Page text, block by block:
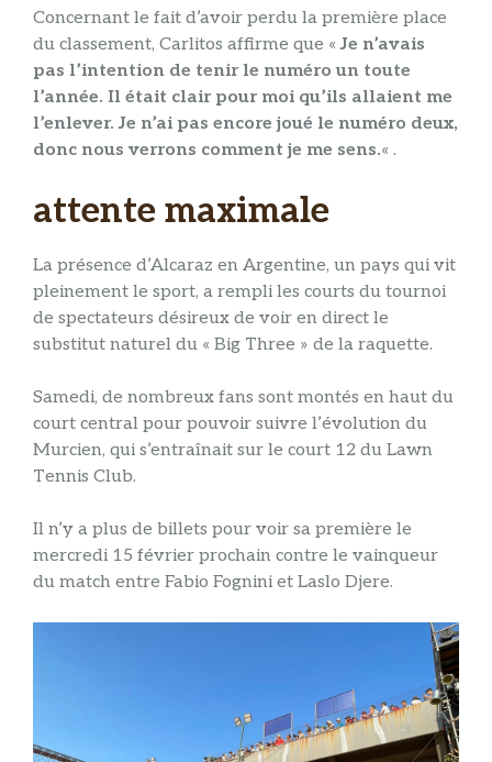
Concernant le fait d’avoir perdu la première place
du classement, Carlitos affirme que «Je n’avais
pas l’intention de tenir le numéro un toute
l’année. Il était clair pour moi qu’ils allaient me
l’enlever. Je n’ai pas encore joué le numéro deux,
donc nous verrons comment je me sens.« .
attente maximale
La présence d’Alcaraz en Argentine, un pays qui vit
pleinement le sport, a rempli les courts du tournoi
de spectateurs désireux de voir en direct le
substitut naturel du « Big Three » de la raquette.
Samedi, de nombreux fans sont montés en haut du
court central pour pouvoir suivre l’évolution du
Murcien, qui s’entraînait sur le court 12 du Lawn
Tennis Club.
Il n’y a plus de billets pour voir sa première le
mercredi 15 février prochain contre le vainqueur
du match entre Fabio Fognini et Laslo Djere.